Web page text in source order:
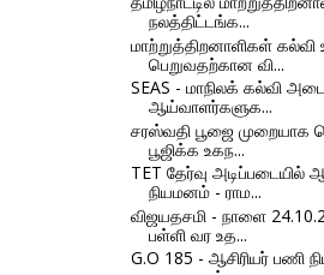
நலத்திட்டங்க...
மாற்றுத்திறனாளிகள்
பெறுவதற்கான வி...
SEAS - மாநிலக் கல்வி
ஆய்வாளர்களுக...
சரஸ்வதி பூஜை முறையாக
பூஜிக்க உகந...
TET தேர்வு அடிப்படையில்
நியமனம் - ராம...
விஜயதசமி - நாளை
பள்ளி வர உத...
G.O 185 - ஆசிரியர் பணி